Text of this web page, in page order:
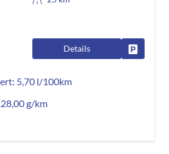
Details
5,70 l/100km
g/km